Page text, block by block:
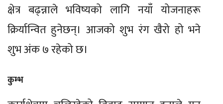
क्षेत्र बढ्न्नाले भविष्यको लागि नयाँ योजनाहरू
क्रिर्यान्वित हुनेछन्। आजको शुभ रंग खैरो हो भने
शुभ अंक ७ रहेको छ।
कुम्भ